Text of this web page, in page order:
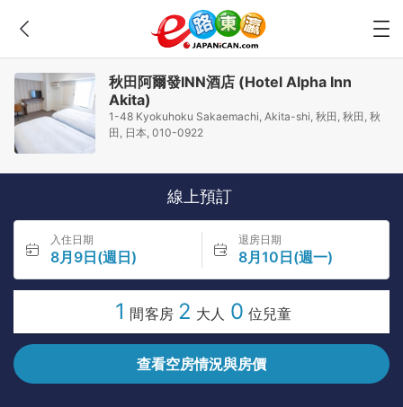
秋田阿爾發INN酒店 (Hotel Alpha Inn
Akita)
1-48 Kyokuhoku Sakaemachi, Akita-shi, 秋田, 秋田, 秋
田, 日本, 010-0922
線上預訂
入住日期
8月9日(週日)
退房日期
8月10日(週一)
1 間客房 2 大人 0 位兒童
查看空房情況與房價